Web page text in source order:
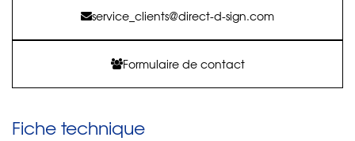
service_clients@direct-d-sign.com
Formulaire de contact
Fiche technique